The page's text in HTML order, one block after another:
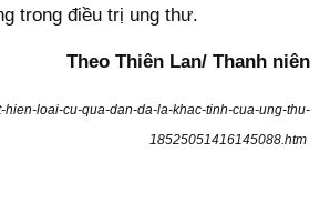
trong điều trị ung thư.
Theo Thiên Lan/ Thanh niên
hien-loai-cu-qua-dan-da-la-khac-tinh-cua-ung-thu-
18525051416145088.htm